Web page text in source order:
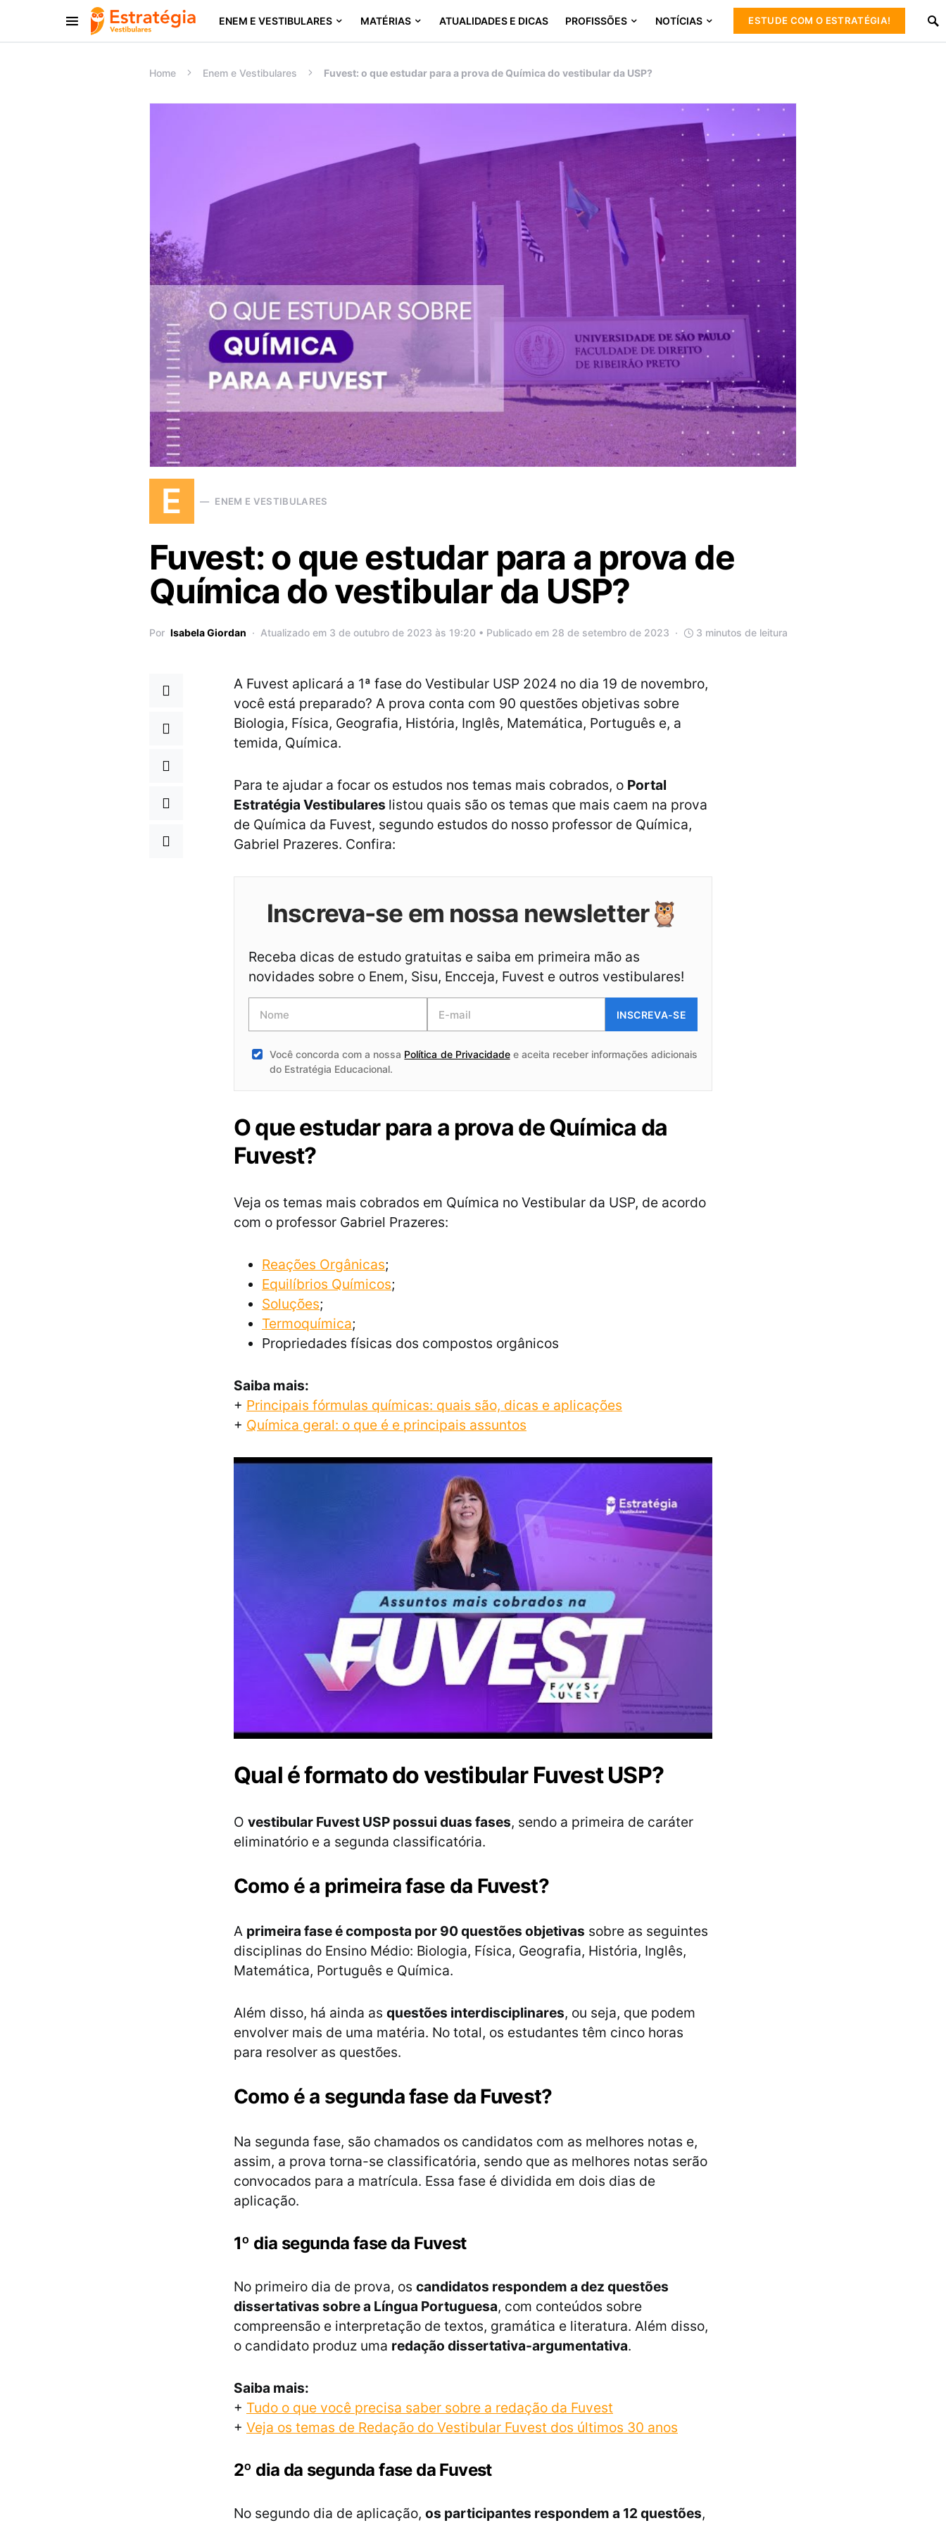
ENEM E VESTIBULARES MATÉRIAS ATUALIDADES E DICAS PROFISSÕES NOTÍCIAS ESTUDE COM O ESTRATÉGIA!
Procurar:
Home Enem e Vestibulares Fuvest: o que estudar para a prova de Química do vestibular da USP?
E ENEM E VESTIBULARES
Fuvest: o que estudar para a prova de
Química do vestibular da USP?
Por Isabela Giordan Atualizado em 3 de outubro de 2023 às 19:20 • Publicado em 28 de setembro de 2023 3 minutos de leitura
A Fuvest aplicará a 1ª fase do Vestibular USP 2024 no dia 19 de novembro,
você está preparado? A prova conta com 90 questões objetivas sobre
Biologia, Física, Geografia, História, Inglês, Matemática, Português e, a
temida, Química.
Para te ajudar a focar os estudos nos temas mais cobrados, o Portal
Estratégia Vestibulares listou quais são os temas que mais caem na prova
de Química da Fuvest, segundo estudos do nosso professor de Química,
Gabriel Prazeres. Confira:
Inscreva-se em nossa newsletter🦉
Receba dicas de estudo gratuitas e saiba em primeira mão as
novidades sobre o Enem, Sisu, Encceja, Fuvest e outros vestibulares!
INSCREVA-SE
Você concorda com a nossa Política de Privacidadee aceita receber informações adicionais
do Estratégia Educacional.
O que estudar para a prova de Química da
Fuvest?
Veja os temas mais cobrados em Química no Vestibular da USP, de acordo
com o professor Gabriel Prazeres:
Reações Orgânicas;
Equilíbrios Químicos;
Soluções;
Termoquímica;
Propriedades físicas dos compostos orgânicos
Saiba mais:
+ Principais fórmulas químicas: quais são, dicas e aplicações
+ Química geral: o que é e principais assuntos
Qual é formato do vestibular Fuvest USP?
O vestibular Fuvest USP possui duas fases, sendo a primeira de caráter
eliminatório e a segunda classificatória.
Como é a primeira fase da Fuvest?
A primeira fase é composta por 90 questões objetivas sobre as seguintes
disciplinas do Ensino Médio: Biologia, Física, Geografia, História, Inglês,
Matemática, Português e Química.
Além disso, há ainda as questões interdisciplinares, ou seja, que podem
envolver mais de uma matéria. No total, os estudantes têm cinco horas
para resolver as questões.
Como é a segunda fase da Fuvest?
Na segunda fase, são chamados os candidatos com as melhores notas e,
assim, a prova torna-se classificatória, sendo que as melhores notas serão
convocados para a matrícula. Essa fase é dividida em dois dias de
aplicação.
1º dia segunda fase da Fuvest
No primeiro dia de prova, os candidatos respondem a dez questões
dissertativas sobre a Língua Portuguesa, com conteúdos sobre
compreensão e interpretação de textos, gramática e literatura. Além disso,
o candidato produz uma redação dissertativa-argumentativa.
Saiba mais:
+ Tudo o que você precisa saber sobre a redação da Fuvest
+ Veja os temas de Redação do Vestibular Fuvest dos últimos 30 anos
2º dia da segunda fase da Fuvest
No segundo dia de aplicação, os participantes respondem a 12 questões,